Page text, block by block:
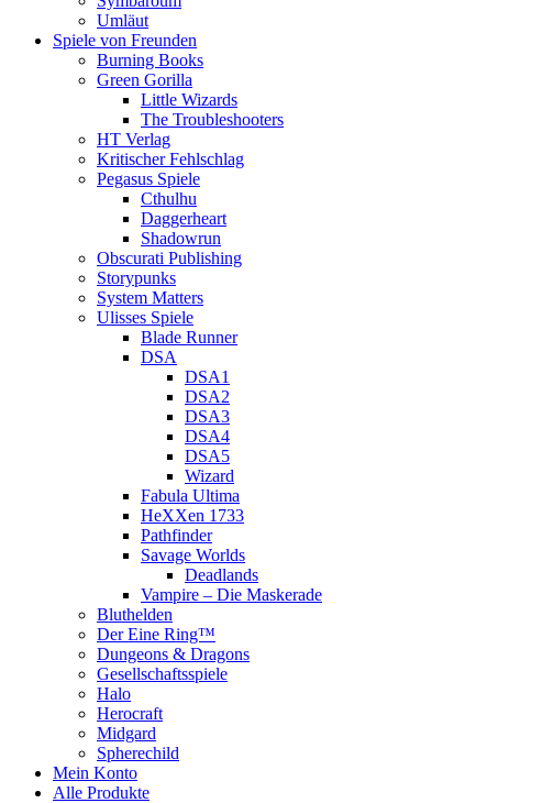
Umläut
Spiele von Freunden
Burning Books
Green Gorilla
Little Wizards
The Troubleshooters
HT Verlag
Kritischer Fehlschlag
Pegasus Spiele
Cthulhu
Daggerheart
Shadowrun
Obscurati Publishing
Storypunks
System Matters
Ulisses Spiele
Blade Runner
DSA
DSA1
DSA2
DSA3
DSA4
DSA5
Wizard
Fabula Ultima
HeXXen 1733
Pathfinder
Savage Worlds
Deadlands
Vampire – Die Maskerade
Bluthelden
Der Eine Ring™
Dungeons & Dragons
Gesellschaftsspiele
Halo
Herocraft
Midgard
Spherechild
Mein Konto
Alle Produkte